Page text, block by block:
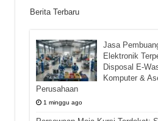
Berita Terbaru
Jasa
Elektronik
Disposal E-
Komputer &
Perusahaan
1 minggu ago